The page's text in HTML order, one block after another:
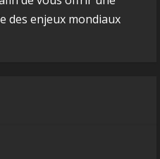
des enjeux mondiaux